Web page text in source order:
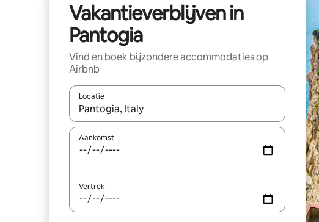
Vakantieverblijven in
Pantogia
Vind en boek bijzondere accommodaties op
Airbnb
Locatie
Wanneer er resultaten beschikbaar zijn, maak je een keuze
Aankomst
Vertrek